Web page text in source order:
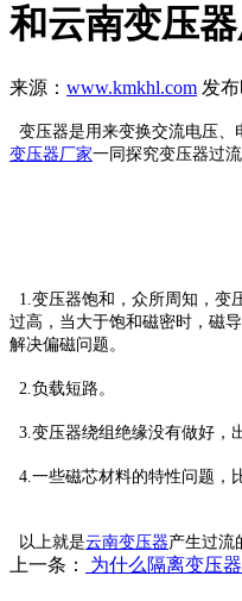
和云南变压
来源： www.kmkhl.com 发
变压器是用来变换交流电压、
变压器厂家一同探究变压器过流
1.变压器饱和，众所周知，变
过高，当大于饱和磁密时，磁
解决偏磁问题。
2.负载短路。
3.变压器绕组绝缘没有做好，
4.一些磁芯材料的特性问题，
以上就是云南变压器产生过流
上一条： 为什么隔离变压